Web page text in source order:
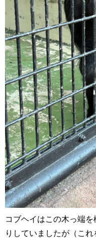
コブヘイはこの木っ端
りしていましたが（こ